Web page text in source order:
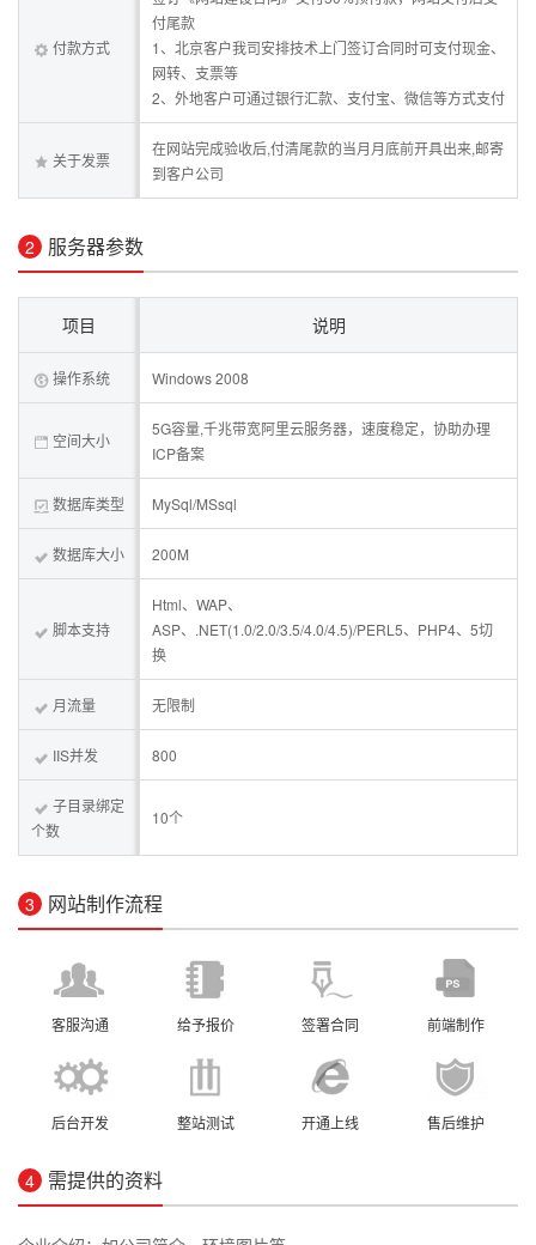
付款方式
付尾款
1、北京客户我司安排技术上门签订合同时可支付现金、
网转、支票等
2、外地客户可通过银行汇款、支付宝、微信等方式支付
关于发票
在网站完成验收后,付清尾款的当月月底前开具出来,邮寄
到客户公司
2 服务器参数
项目 说明
操作系统 Windows 2008
空间大小
5G容量,千兆带宽阿里云服务器，速度稳定，协助办理
ICP备案
数据库类型 MySql/MSsql
数据库大小 200M
脚本支持
Html、WAP、
ASP、.NET(1.0/2.0/3.5/4.0/4.5)/PERL5、PHP4、5切
换
月流量 无限制
IIS并发 800
子目录绑定
个数
10个
3 网站制作流程
客服沟通 给予报价 签署合同 前端制作
后台开发 整站测试 开通上线 售后维护
4 需提供的资料